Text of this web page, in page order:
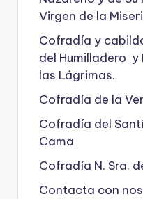
Virgen de la
Cofradía y
del Humilladero y
las Lágrimas.
Cofradía de la
Cofradía del
Cama
Cofradía N. Sra.
Contacta con